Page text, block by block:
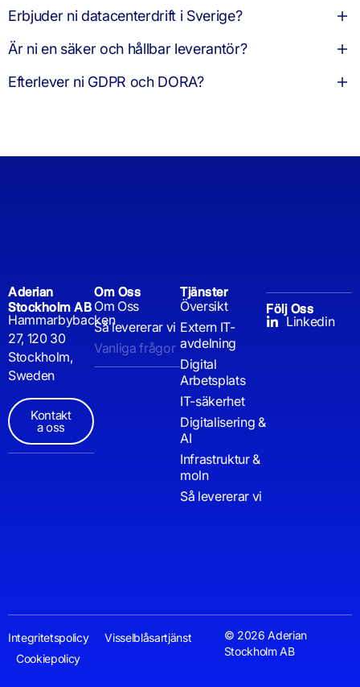
Erbjuder ni datacenterdrift i Sverige?
Är ni en säker och hållbar leverantör?
Efterlever ni GDPR och DORA?
Aderian
Stockholm AB
Hammarbybacken
27, 120 30
Stockholm,
Sweden
Kontakt
a oss
Om Oss
Om Oss
Så levererar vi
Vanliga frågor
Tjänster
Översikt
Extern IT-
avdelning
Digital
Arbetsplats
IT-säkerhet
Digitalisering &
AI
Infrastruktur &
moln
Så levererar vi
Följ Oss
Linkedin
© 2026 Aderian
Stockholm AB
Integritetspolicy
Visselblåsartjänst
Cookiepolicy